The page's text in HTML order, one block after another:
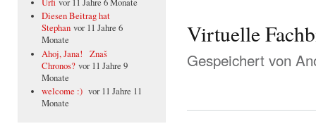
Diesen Beitrag hat
Stephan vor 11 Jahre 6
Monate
Ahoj, Jana! Znaš
Chronos? vor 11 Jahre 9
Monate
welcome :) vor 11 Jahre 11
Monate
Virtuelle
Gespeichert von